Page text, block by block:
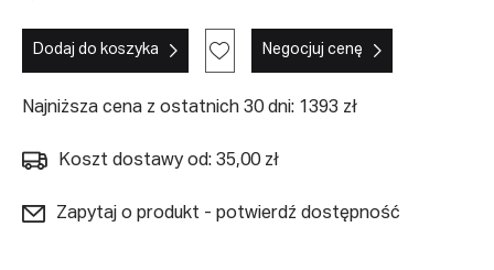
Dodaj do koszyka Negocjuj cenę
Najniższa cena z ostatnich 30 dni: 1393 zł
Koszt dostawy od: 35,00 zł
Zapytaj o produkt - potwierdź dostępność